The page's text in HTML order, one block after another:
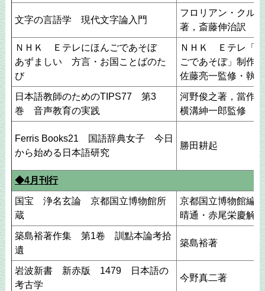
文字の言語学 現代文字論入門
フロリアン・クル
著，斎藤伸治訳
ＮＨＫ Ｅテレにほんごであそぼ
あずましい 方言・お国ことばのた
び
ＮＨＫ Ｅテレ「
ごであそぼ」制作
佐藤亮一監修・執筆
日本語教師のためのTIPS77 第3
巻 音声教育の実践
河野俊之著，當作
横溝紳一郎監修
Ferris Books21 国語辞典女子 今日
から始める日本語研究
勝田耕起
◆4月刊行
国宝 浄名玄論 京都国立博物館所
蔵
京都国立博物館編
晴通・赤尾栄慶解題
築島裕著作集 第1卷 訓點本論考拾
遺
築島裕著
岩波新書 新赤版 1479 日本語の
考古学
今野真二著